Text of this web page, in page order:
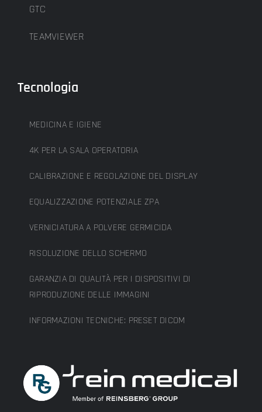
GTC
TEAMVIEWER
Tecnologia
MEDICINA E IGIENE
4K PER LA SALA OPERATORIA
CALIBRAZIONE E REGOLAZIONE DEL DISPLAY
EQUALIZZAZIONE POTENZIALE ZPA
VERNICIATURA A POLVERE GERMICIDA
RISOLUZIONE DELLO SCHERMO
GARANZIA DI QUALITÀ PER I DISPOSITIVI DI
RIPRODUZIONE DELLE IMMAGINI
INFORMAZIONI TECNICHE: PRESET DICOM